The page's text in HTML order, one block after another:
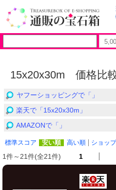
15x20x30m 価格比
ヤフーショッピングで「」
楽天で「15x20x30m」
AMAZONで「」
標準スコア 安い順 高い順 ショッ
1件～21件(全21件) 1